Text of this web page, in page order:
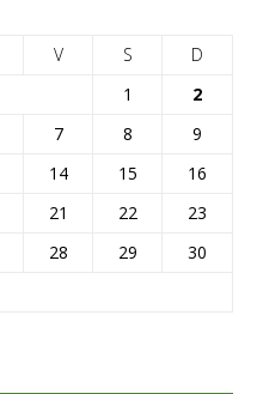
V S
D
1
2
7 8
9
14 15
16
21 22
23
28 29
30